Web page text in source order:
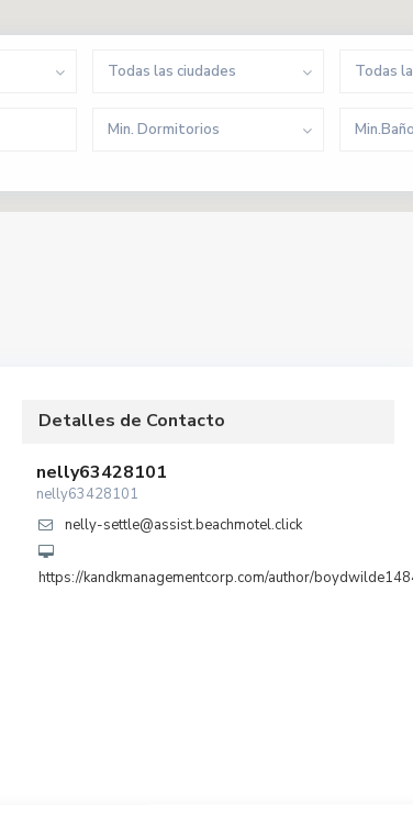
Todas las ciudades Todas
Min. Dormitorios
Detalles de Contacto
nelly63428101
nelly63428101
nelly-settle@assist.beachmotel.click
https://kandkmanagementcorp.com/author/